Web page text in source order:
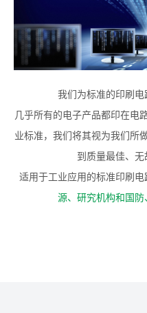
我们为标准的印刷电
几乎所有的电子产品都印在电
业标准，我们将其视为我们所
到质量最佳、无
适用于工业应用的标准印刷
源、研究机构和国防